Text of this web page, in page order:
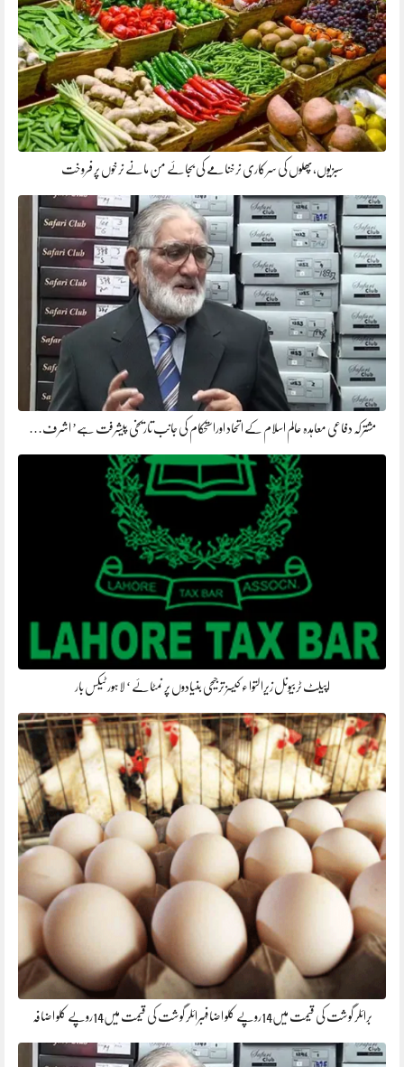
سبزیوں،پھلوں کی سرکاری نرخنامے کی بجائے من مانے نرخوں پر فروخت
مشترکہ دفاعی معاہدہ عالم اسلام کے اتحاد اوراستحکام کی جانب تاریخی پیشرفت ہے’ اشرف…
اپیلٹ ٹربیونل زیرالتوا ء کیسز ترجیحی بنیادوں پر نمٹائے ‘ لاہور ٹیکس بار
برائلر گوشت کی قیمت میں14روپے کلو اضافہبرائلر گوشت کی قیمت میں14روپے کلو اضافہ